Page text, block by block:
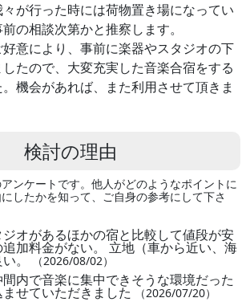
が行った時には荷物置き場になってい
の相談次第かと推察します。
意により、事前に楽器やスタジオの下
たので、大変充実した音楽合宿をする
機会があれば、また利用させて頂きま
検討の理由
ンケートです。他人がどのようなポイントに
したかを知って、ご自身の参考にして下さ
ジオがあるほかの宿と比較して値段が安
追加料金がない。 立地（車から近い、海
。 （2026/08/02）
内で音楽に集中できそうな環境だった
せていただきました （2026/07/20）